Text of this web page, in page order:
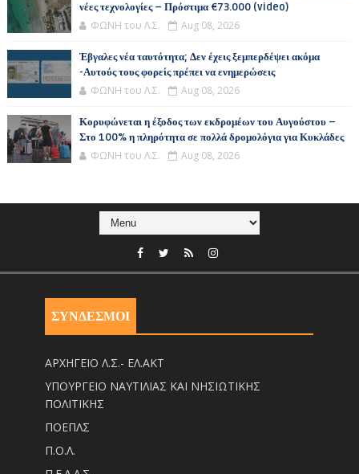
νέες τεχνολογίες – Πρόστιμα €73.000 (video)
ΦΩΝΗ του Λ.Σ. Aug 08, 2026
Έβγαλες νέα ταυτότητα; Δεν έχεις ξεμπερδέψει ακόμα
-Αυτούς τους φορείς πρέπει να ενημερώσεις
ΦΩΝΗ του Λ.Σ. Aug 08, 2026
Κορυφώνεται η έξοδος των εκδρομέων του Αυγούστου –
Στο 100% η πληρότητα σε πολλά δρομολόγια για Κυκλάδες
ΦΩΝΗ του Λ.Σ. Aug 08, 2026
ΣΥΝΔΕΣΜΟΙ
ΑΡΧΗΓΕΙΟ Λ.Σ.- ΕΛ.ΑΚΤ
ΥΠΟΥΡΓΕΙΟ ΝΑΥΤΙΛΙΑΣ ΚΑΙ ΝΗΣΙΩΤΙΚΗΣ
ΠΟΛΙΤΙΚΗΣ
ΠΟΕΠΛΣ
Π.Ο.Λ.